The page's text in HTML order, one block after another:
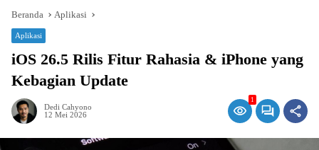
Beranda Aplikasi
Aplikasi
iOS 26.5 Rilis Fitur Rahasia & iPhone yang
Kebagian Update
Dedi Cahyono
12 Mei 2026
1